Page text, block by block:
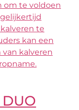
om te voldoen
te
kan een
kalveren